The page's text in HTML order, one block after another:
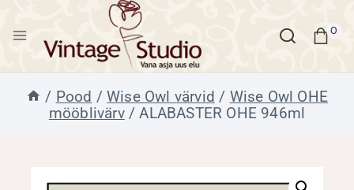
content
0
/ Pood / Wise Owl värvid / Wise Owl OHE
mööblivärv / ALABASTER OHE 946ml